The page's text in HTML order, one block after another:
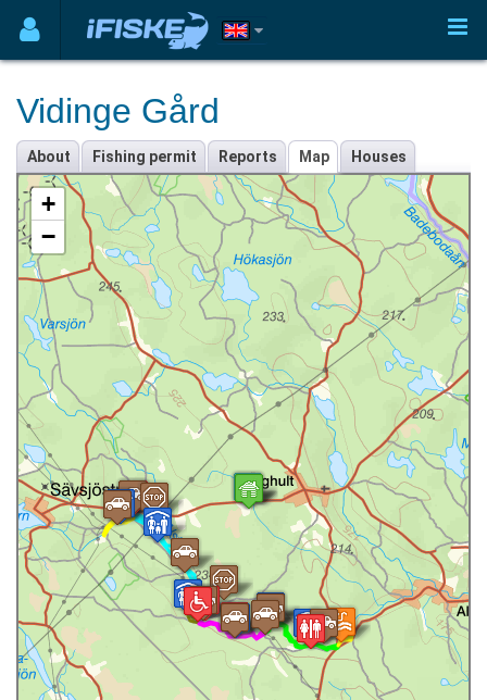
Vidinge Gård
About Fishing permit Reports Map Houses
+
−